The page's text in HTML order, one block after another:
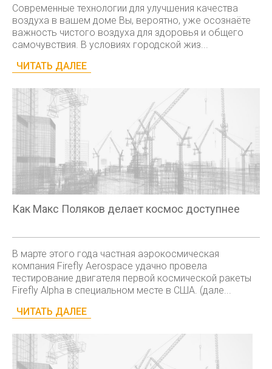
Современные технологии для улучшения качества
воздуха в вашем доме Вы, вероятно, уже осознаёте
важность чистого воздуха для здоровья и общего
самочувствия. В условиях городской жиз...
ЧИТАТЬ ДАЛЕЕ
Как Макс Поляков делает космос доступнее
В марте этого года частная аэрокосмическая
компания Firefly Aerospace удачно провела
тестирование двигателя первой космической ракеты
Firefly Alpha в специальном месте в США. (дале...
ЧИТАТЬ ДАЛЕЕ